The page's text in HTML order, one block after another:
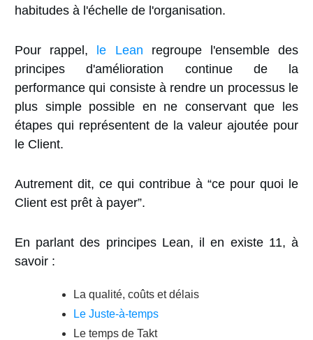
habitudes à l'échelle de l'organisation.
Pour rappel, le Lean regroupe l'ensemble des
principes d'amélioration continue de la
performance qui consiste à rendre un processus le
plus simple possible en ne conservant que les
étapes qui représentent de la valeur ajoutée pour
le Client.
Autrement dit, ce qui contribue à “ce pour quoi le
Client est prêt à payer”.
En parlant des principes Lean, il en existe 11, à
savoir :
La qualité, coûts et délais
Le Juste-à-temps
Le temps de Takt